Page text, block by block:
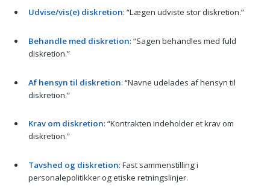
Udvise/vis(e) diskretion: “Lægen udviste stor diskretion.”
Behandle med diskretion: “Sagen behandles med fuld
diskretion.”
Af hensyn til diskretion: “Navne udelades af hensyn til
diskretion.”
Krav om diskretion: “Kontrakten indeholder et krav om
diskretion.”
Tavshed og diskretion: Fast sammenstilling i
personalepolitikker og etiske retningslinjer.